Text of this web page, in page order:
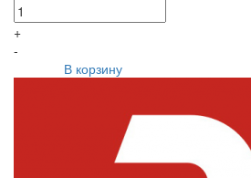
+
-
В корзину